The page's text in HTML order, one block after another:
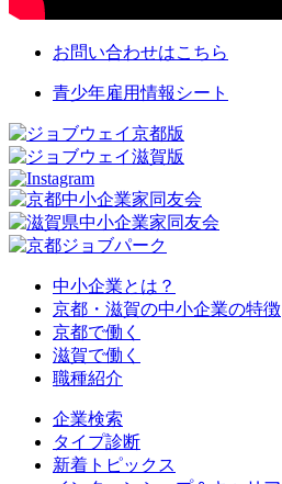
お問い合わせはこちら
青少年雇用情報シート
中小企業とは？
京都・滋賀の中小企業の特徴
京都で働く
滋賀で働く
職種紹介
企業検索
タイプ診断
新着トピックス